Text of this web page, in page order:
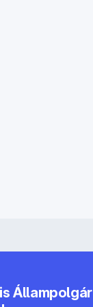
Állampolgár